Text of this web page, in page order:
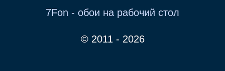
7Fon - обои на рабочий стол
© 2011 - 2026